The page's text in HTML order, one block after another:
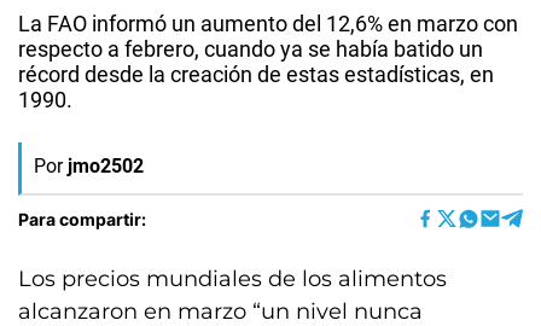
La FAO informó un aumento del 12,6% en marzo con
respecto a febrero, cuando ya se había batido un
récord desde la creación de estas estadísticas, en
1990.
Por jmo2502
Para compartir:
Los precios mundiales de los alimentos
alcanzaron en marzo “un nivel nunca